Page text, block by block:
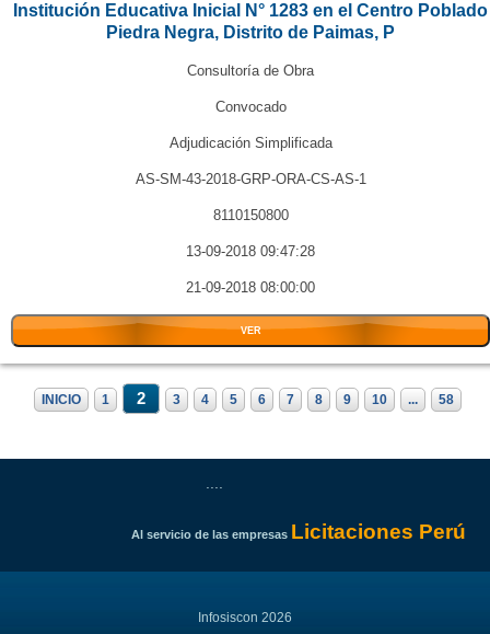
Institución Educativa Inicial N° 1283 en el Centro Poblado
Piedra Negra, Distrito de Paimas, P
Consultoría de Obra
Convocado
Adjudicación Simplificada
AS-SM-43-2018-GRP-ORA-CS-AS-1
8110150800
13-09-2018 09:47:28
21-09-2018 08:00:00
VER
INICIO 1 2 3 4 5 6 7 8 9 10 ... 58
Al servicio de las empresas Licitaciones Perú
Infosiscon 2026